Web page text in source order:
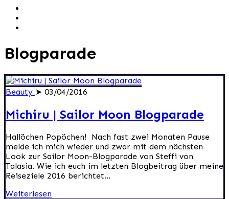
Blogparade
Beauty ➤ 03/04/2016
Michiru | Sailor Moon Blogparade
Hallöchen Popöchen! Nach fast zwei Monaten Pause
melde ich mich wieder und zwar mit dem nächsten
Look zur Sailor Moon-Blogparade von Steffi von
Talasia. Wie ich euch im letzten Blogbeitrag über meine
Reiseziele 2016 berichtet...
Weiterlesen